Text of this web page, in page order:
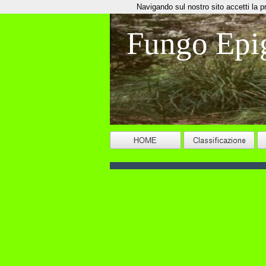
Fungo
Navigando sul nostro sito accetti la